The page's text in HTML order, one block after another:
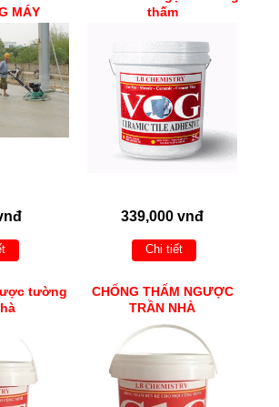
MÁY
thấm
339,000 vnđ
Chi tiết
tường
CHỐNG THẤM NGƯỢC
TRẦN NHÀ